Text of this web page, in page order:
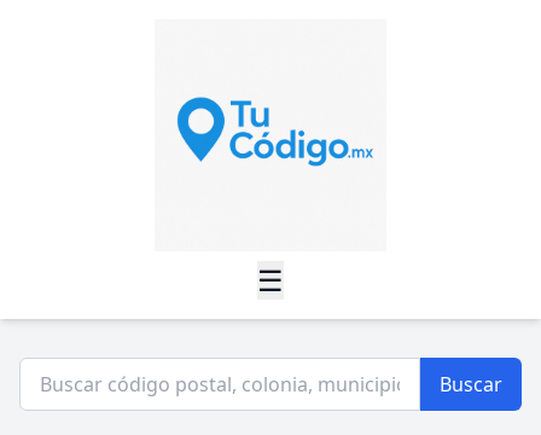
☰
Buscar